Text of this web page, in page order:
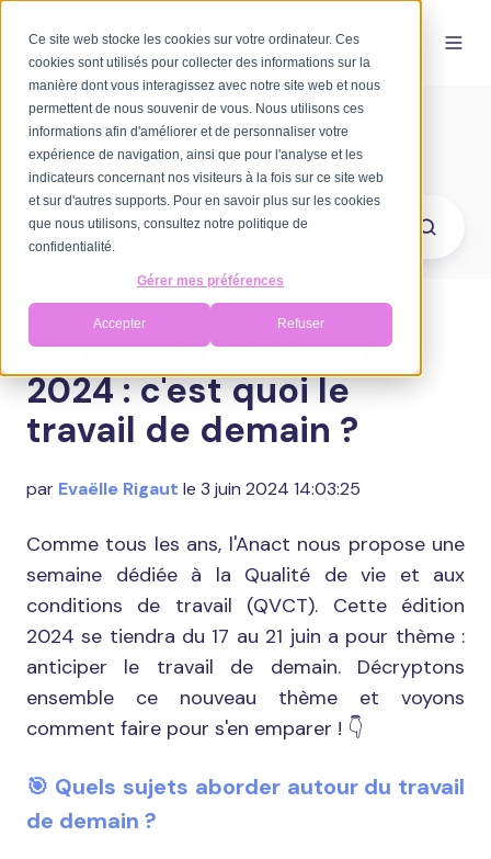
Ce site web stocke les cookies sur votre ordinateur. Ces
cookies sont utilisés pour collecter des informations sur la
manière dont vous interagissez avec notre site web et nous
permettent de nous souvenir de vous. Nous utilisons ces
informations afin d'améliorer et de personnaliser votre
expérience de navigation, ainsi que pour l'analyse et les
indicateurs concernant nos visiteurs à la fois sur ce site web
et sur d'autres supports. Pour en savoir plus sur les cookies
que nous utilisons, consultez notre politique de
confidentialité.
Gérer mes préférences
Accepter Refuser
FR-FR
Bienvenue sur le blog
d'Axomove
Semaine de la QVCT
2024 : c'est quoi le
travail de demain ?
par Evaëlle Rigaut le 3 juin 2024 14:03:25
Comme tous les ans, l'Anact nous propose une
semaine dédiée à la Qualité de vie et aux
conditions de travail (QVCT). Cette édition
2024 se tiendra du 17 au 21 juin a pour thème :
anticiper le travail de demain. Décryptons
ensemble ce nouveau thème et voyons
comment faire pour s'en emparer ! 👇
🎯 Quels sujets aborder autour du travail
de demain ?